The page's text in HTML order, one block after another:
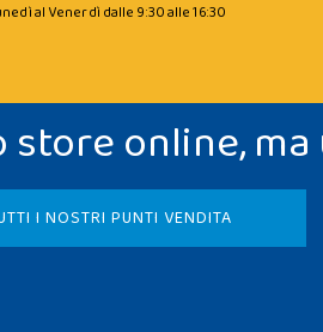
al Venerdì dalle 9:30 alle 16:30
store online, ma
I NOSTRI PUNTI VENDITA